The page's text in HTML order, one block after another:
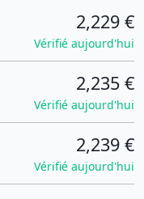
2,229 €
Vérifié aujourd'hui
2,235 €
Vérifié aujourd'hui
2,239 €
Vérifié aujourd'hui